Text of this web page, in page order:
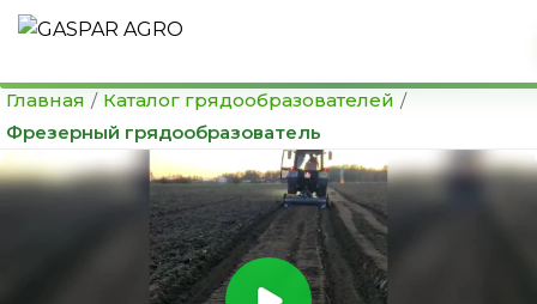
Главная / Каталог грядообразователей /
Фрезерный грядообразователь